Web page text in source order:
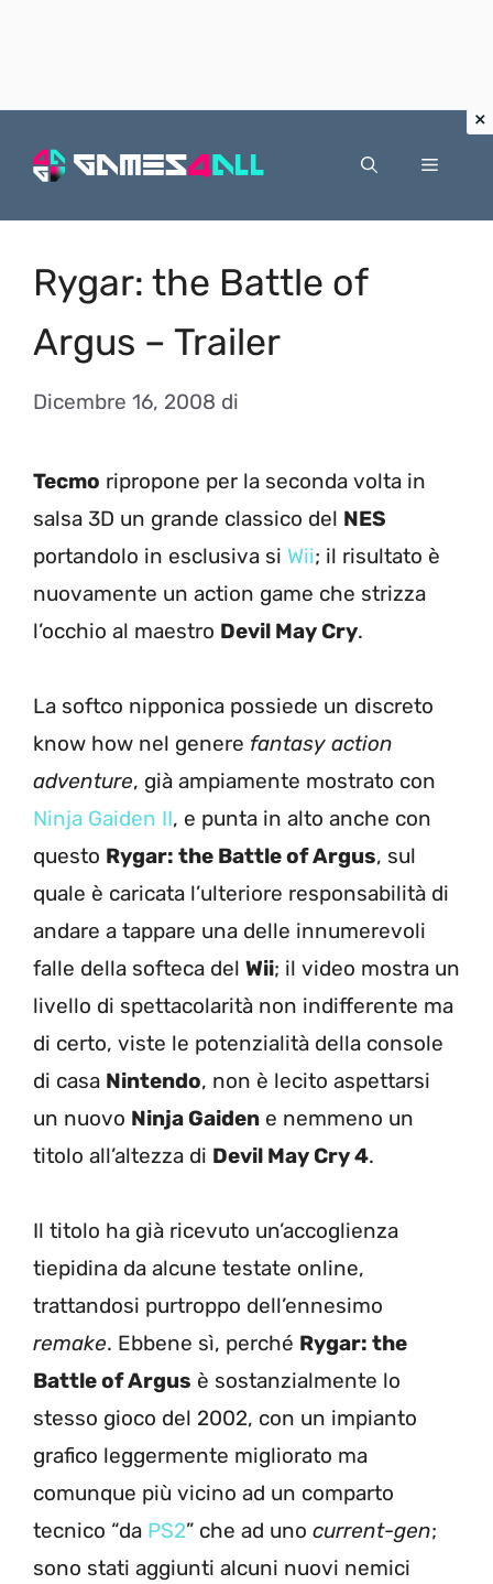
Menu
Rygar: the Battle of
Argus – Trailer
Dicembre 16, 2008 di
Tecmo ripropone per la seconda volta in
salsa 3D un grande classico del NES
portandolo in esclusiva si Wii; il risultato è
nuovamente un action game che strizza
l’occhio al maestro Devil May Cry.
La softco nipponica possiede un discreto
know how nel genere fantasy action
adventure, già ampiamente mostrato con
Ninja Gaiden II, e punta in alto anche con
questo Rygar: the Battle of Argus, sul
quale è caricata l’ulteriore responsabilità di
andare a tappare una delle innumerevoli
falle della softeca del Wii; il video mostra un
livello di spettacolarità non indifferente ma
di certo, viste le potenzialità della console
di casa Nintendo, non è lecito aspettarsi
un nuovo Ninja Gaiden e nemmeno un
titolo all’altezza di Devil May Cry 4.
Il titolo ha già ricevuto un’accoglienza
tiepidina da alcune testate online,
trattandosi purtroppo dell’ennesimo
remake. Ebbene sì, perché Rygar: the
Battle of Argus è sostanzialmente lo
stesso gioco del 2002, con un impianto
grafico leggermente migliorato ma
comunque più vicino ad un comparto
tecnico “da PS2” che ad uno current-gen;
sono stati aggiunti alcuni nuovi nemici